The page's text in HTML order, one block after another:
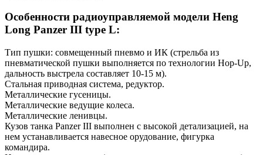
Особенности радиоуправляемой модели Heng
Long Panzer III type L:
Тип пушки: совмещенный пневмо и ИК (стрельба из
пневматической пушки выполняется по технологии Hop-Up,
дальность выстрела составляет 10-15 м).
Стальная приводная система, редуктор.
Металлические гусеницы.
Металлические ведущие колеса.
Металлические ленивцы.
Кузов танка Panzer III выполнен с высокой детализацией, на
нем устанавливается навесное орудование, фигурка
командира.